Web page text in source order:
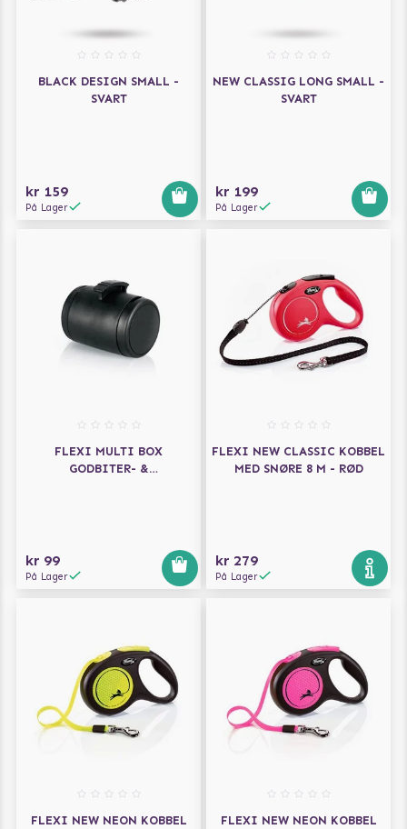
BLACK DESIGN SMALL -
SVART
kr 159
På Lager
NEW CLASSIG LONG SMALL -
SVART
kr 199
På Lager
FLEXI MULTI BOX
GODBITER- &
kr 99
På Lager
FLEXI NEW CLASSIC KOBBEL
MED SNØRE 8 M - RØD
kr 279
På Lager
FLEXI NEW NEON KOBBEL
FLEXI NEW NEON KOBBEL